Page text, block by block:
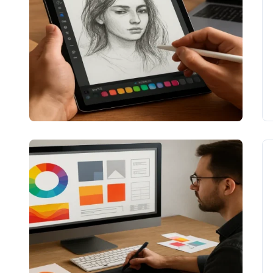
Цікаве
Що робить
графічний